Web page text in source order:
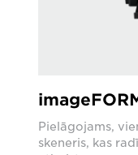
Pielāgojams,
skeneris, kas